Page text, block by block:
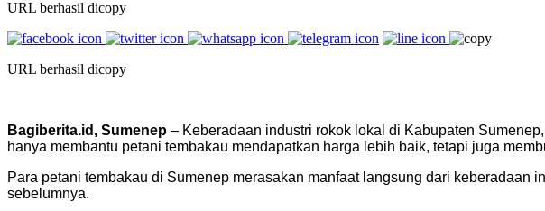
URL berhasil dicopy
URL berhasil dicopy
Bagiberita.id, Sumenep – Keberadaan industri rokok lokal di Kabupaten
hanya membantu petani tembakau mendapatkan harga lebih baik, tetapi juga
Para petani tembakau di Sumenep merasakan manfaat langsung dari
sebelumnya.